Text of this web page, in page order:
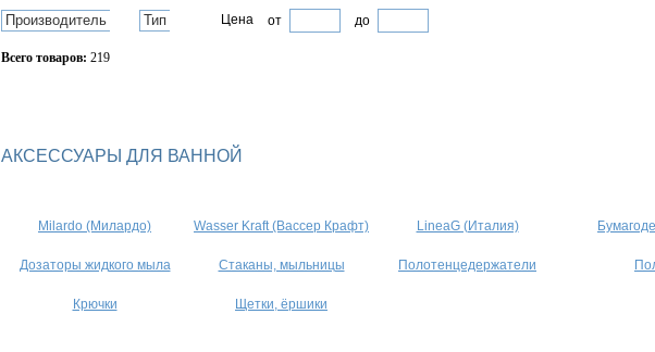
Производитель
Тип Цена от до
Всего товаров: 219
АКСЕССУАРЫ ДЛЯ ВАННОЙ
Milardo (Милардо) Wasser Kraft (Вассер Крафт) LineaG (Италия)
Дозаторы жидкого мыла Стаканы, мыльницы Полотенцедержатели
Крючки Щетки, ёршики